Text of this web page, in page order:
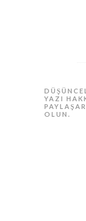
YAZI
OLUN.